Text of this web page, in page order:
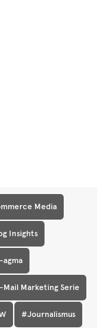
Media
Insights
agma
Mail Marketing Serie
#Journalismus